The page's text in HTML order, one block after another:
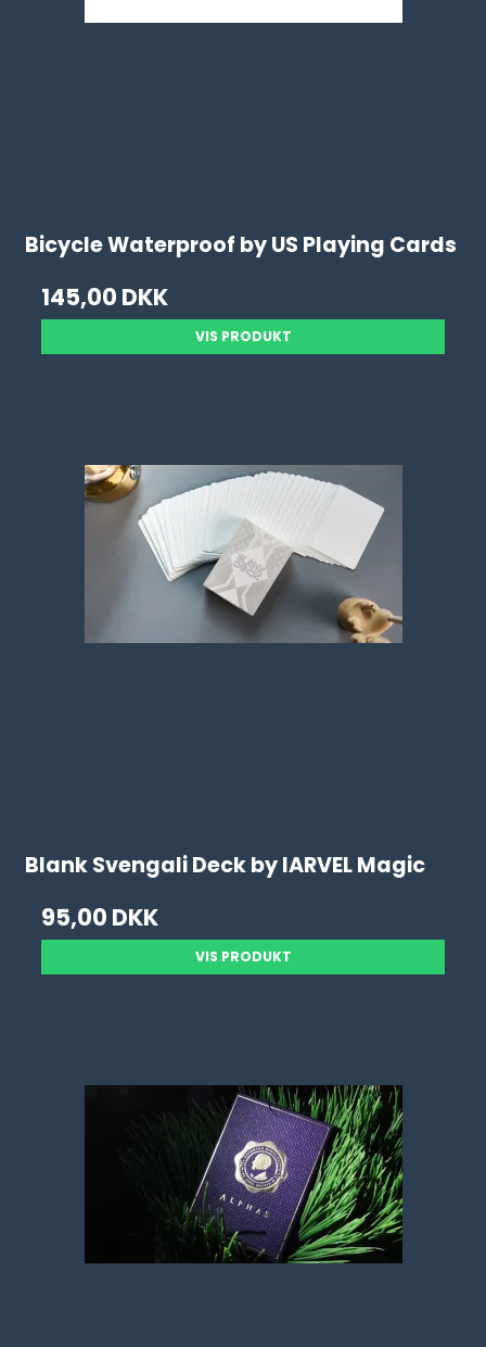
Bicycle Waterproof by US Playing Cards
145,00 DKK
VIS PRODUKT
Blank Svengali Deck by IARVEL Magic
95,00 DKK
VIS PRODUKT